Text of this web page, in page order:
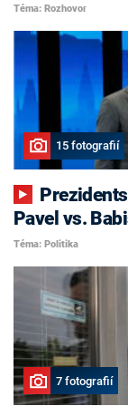
Téma: Rozhovor
15 fotografií
Pavel vs.
Téma: Politika
7 fotografií